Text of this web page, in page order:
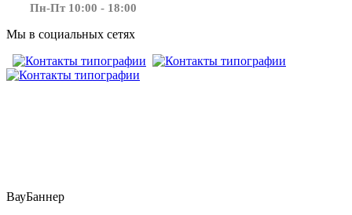
Пн-Пт 10:00 - 18:00
Мы в социальных сетях
ВауБаннер